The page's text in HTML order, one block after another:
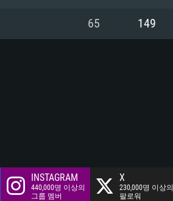
65 149
INSTAGRAM
440,000명 이상의
그룹 멤버
X
230,000명 이상의
팔로워